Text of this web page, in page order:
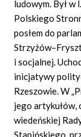
ludowym. Był w l.
Polskiego
posłem do
i socjalnej.
inicjatywy
Rzeszowie. W
jego artykułów,
wiedeńskiej
Stapińskiego,